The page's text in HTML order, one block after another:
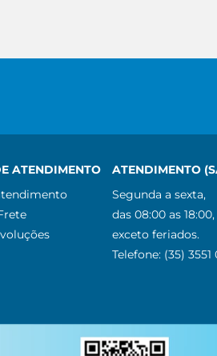
ATENDIMENTO
ATENDIMENTO
Segunda a sexta,
das 08:00 as 18:00,
exceto feriados.
Telefone: (35) 3551